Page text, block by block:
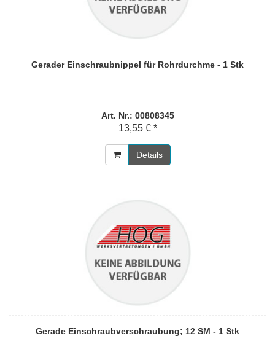
Gerader Einschraubnippel für Rohrdurchme - 1 Stk
Art. Nr.: 00808345
13,55 € *
Details
Gerade Einschraubverschraubung; 12 SM - 1 Stk